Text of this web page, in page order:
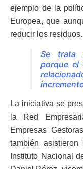
ejemplo de la
Europea, que
reducir los residuos.
Se trata
porque el
La iniciativa se
la Red
Empresas
también asistieron
Instituto Nacional